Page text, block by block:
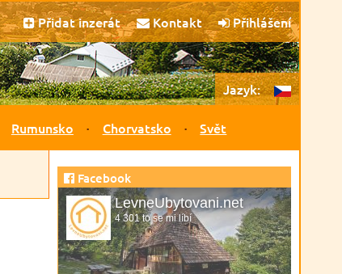
Přidat inzerát Kontakt Přihlášení
Jazyk:
Rumunsko Chorvatsko Svět
Facebook
LevneUbytovani.net
4 301 to se mi líbí